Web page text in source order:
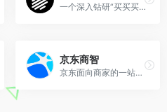
一个深入钻研“买买买”的大数据研究院
京东商智
京东面向商家的一站式运营数据开放平台